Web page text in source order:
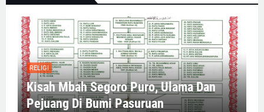
RELIGI
Kisah Mbah Segoro Puro, Ulama Dan
Pejuang Di Bumi Pasuruan